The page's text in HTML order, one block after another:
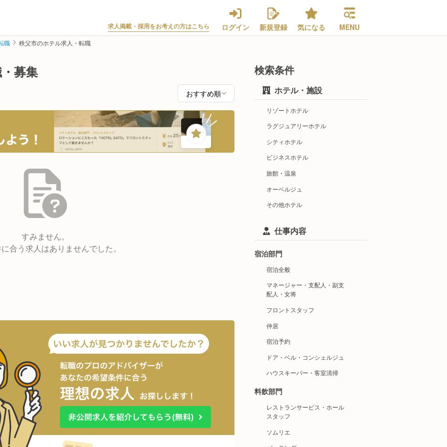
求人掲載・採用をお考えの方はこちら ログイン 新規登録 気になる MENU
職 秩父市のホテル求人・転職
募集
すみません。
合う求人はありませんでした。
検索条件
ホテル・施設
リゾートホテル
ラグジュアリーホテル
シティホテル
ビジネスホテル
旅館・温泉
オーベルジュ
その他ホテル
仕事内容
宿泊部門
宿泊全般
マネージャー・支配人・副支
配人・女将
フロントスタッフ
仲居
宿泊予約
ドア・ベル・コンシェルジュ
ハウスキーパー・客室清掃
料飲部門
レストランサービス・ホール
スタッフ
ソムリエ